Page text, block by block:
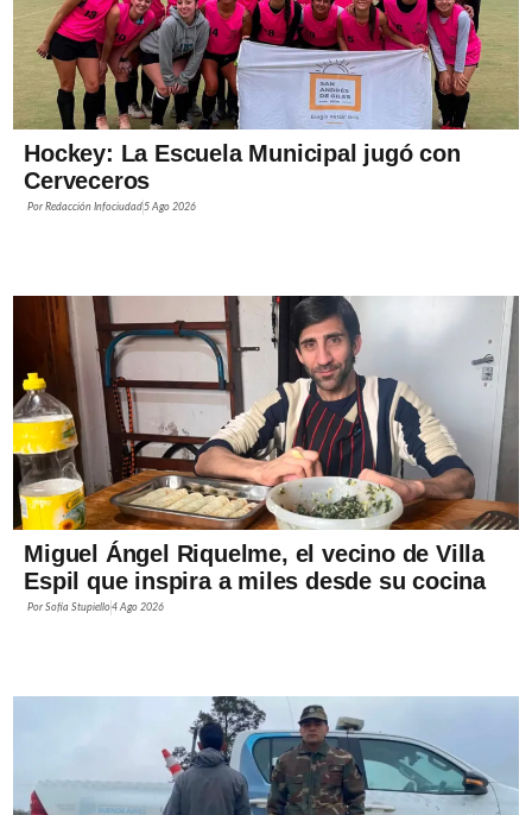
Hockey: La Escuela Municipal jugó con
Cerveceros
PorRedacción Infociudad5 Ago 2026
Miguel Ángel Riquelme, el vecino de Villa
Espil que inspira a miles desde su cocina
PorSofía Stupiello4 Ago 2026